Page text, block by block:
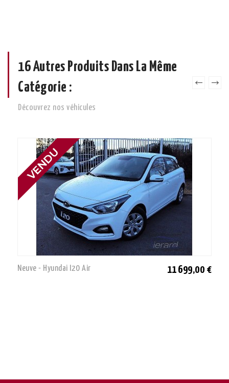
16 Autres Produits Dans La Même
Catégorie :
Découvrez nos véhicules
Neuve - Hyundai I20 Air 11 699,00 €